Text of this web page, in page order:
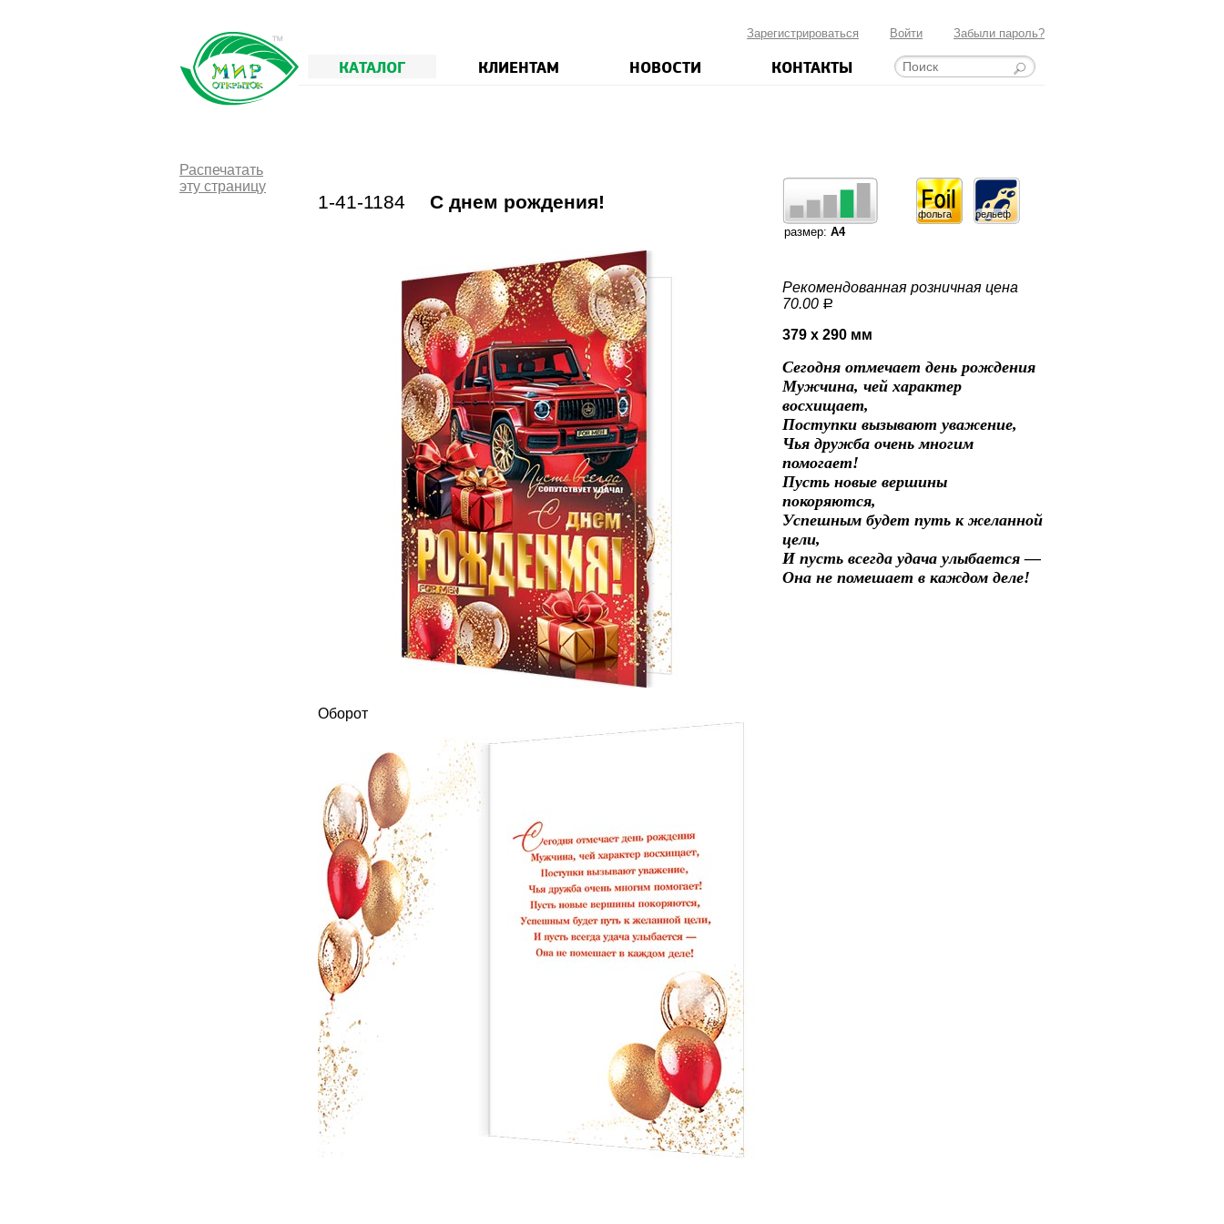
Зарегистрироваться Войти Забыли пароль?
КАТАЛОГ КЛИЕНТАМ НОВОСТИ КОНТАКТЫ
Распечатать
эту страницу
1-41-1184 С днем рождения!
размер: А4
фольга рельеф
Оборот
Рекомендованная розничная цена
70.00 a
379 x 290 мм
Сегодня отмечает день рождения
Мужчина, чей характер
восхищает,
Поступки вызывают уважение,
Чья дружба очень многим
помогает!
Пусть новые вершины
покоряются,
Успешным будет путь к желанной
цели,
И пусть всегда удача улыбается —
Она не помешает в каждом деле!